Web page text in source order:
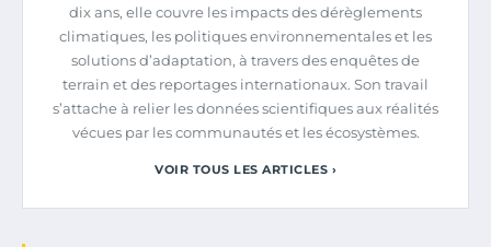
dix ans, elle couvre les impacts des dérèglements
climatiques, les politiques environnementales et les
solutions d’adaptation, à travers des enquêtes de
terrain et des reportages internationaux. Son travail
s’attache à relier les données scientifiques aux réalités
vécues par les communautés et les écosystèmes.
VOIR TOUS LES ARTICLES ›